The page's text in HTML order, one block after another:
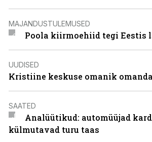
MAJANDUSTULEMUSED
Poola kiirmoehiid tegi Eestis
UUDISED
Kristiine keskuse omanik
SAATED
Analüütikud: automüüjad
külmutavad turu taas